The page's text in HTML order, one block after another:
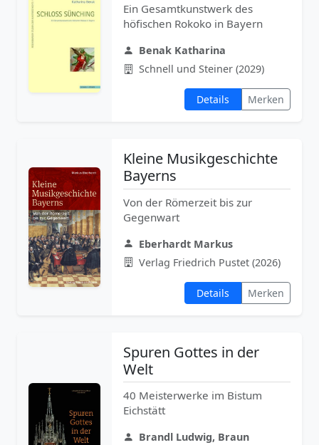
Ein Gesamtkunstwerk des
höfischen Rokoko in Bayern
Benak Katharina
Schnell und Steiner (2029)
Details Merken
Kleine Musikgeschichte
Bayerns
Von der Römerzeit bis zur
Gegenwart
Eberhardt Markus
Verlag Friedrich Pustet (2026)
Details Merken
Spuren Gottes in der
Welt
40 Meisterwerke im Bistum
Eichstätt
Brandl Ludwig, Braun